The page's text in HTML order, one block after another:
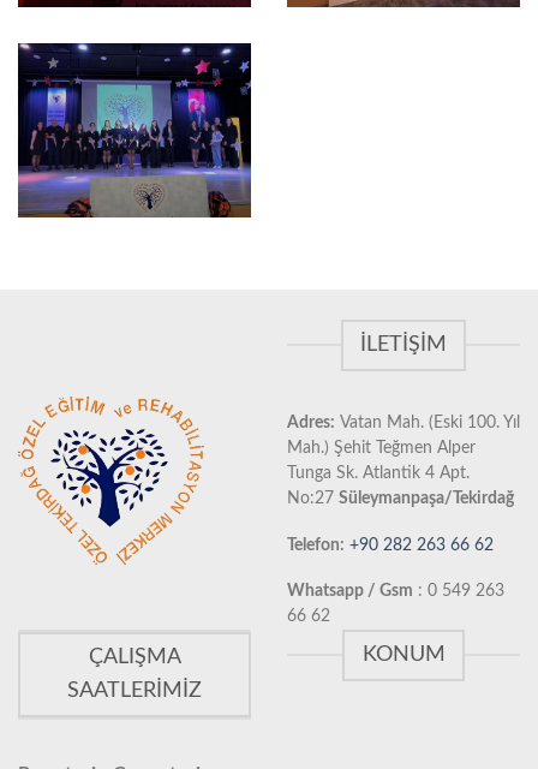
İLETIŞIM
Adres: Vatan Mah. (Eski 100. Yıl
Mah.) Şehit Teğmen Alper
Tunga Sk. Atlantik 4 Apt.
No:27 Süleymanpaşa/Tekirdağ
Telefon: +90 282 263 66 62
Whatsapp / Gsm : 0 549 263
66 62
ÇALIŞMA
SAATLERIMIZ
KONUM